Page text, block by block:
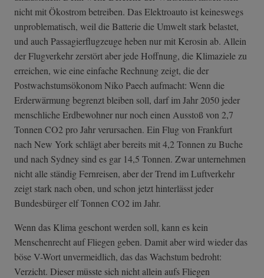
nicht mit Ökostrom betreiben. Das Elektroauto ist keineswegs
unproblematisch, weil die Batterie die Umwelt stark belastet,
und auch Passagierflugzeuge heben nur mit Kerosin ab. Allein
der Flugverkehr zerstört aber jede Hoffnung, die Klimaziele zu
erreichen, wie eine einfache Rechnung zeigt, die der
Postwachstumsökonom Niko Paech aufmacht: Wenn die
Erderwärmung begrenzt bleiben soll, darf im Jahr 2050 jeder
menschliche Erdbewohner nur noch einen Ausstoß von 2,7
Tonnen CO2 pro Jahr verursachen. Ein Flug von Frankfurt
nach New York schlägt aber bereits mit 4,2 Tonnen zu Buche
und nach Sydney sind es gar 14,5 Tonnen. Zwar unternehmen
nicht alle ständig Fernreisen, aber der Trend im Luftverkehr
zeigt stark nach oben, und schon jetzt hinterlässt jeder
Bundesbürger elf Tonnen CO2 im Jahr.
Wenn das Klima geschont werden soll, kann es kein
Menschenrecht auf Fliegen geben. Damit aber wird wieder das
böse V-Wort unvermeidlich, das das Wachstum bedroht:
Verzicht. Dieser müsste sich nicht allein aufs Fliegen